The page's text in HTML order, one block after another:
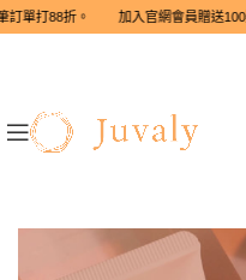
單打88折。 加入官網會員